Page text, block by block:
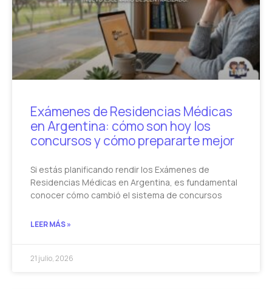
Exámenes de Residencias Médicas
en Argentina: cómo son hoy los
concursos y cómo prepararte mejor
Si estás planificando rendir los Exámenes de
Residencias Médicas en Argentina, es fundamental
conocer cómo cambió el sistema de concursos
LEER MÁS »
21 julio, 2026